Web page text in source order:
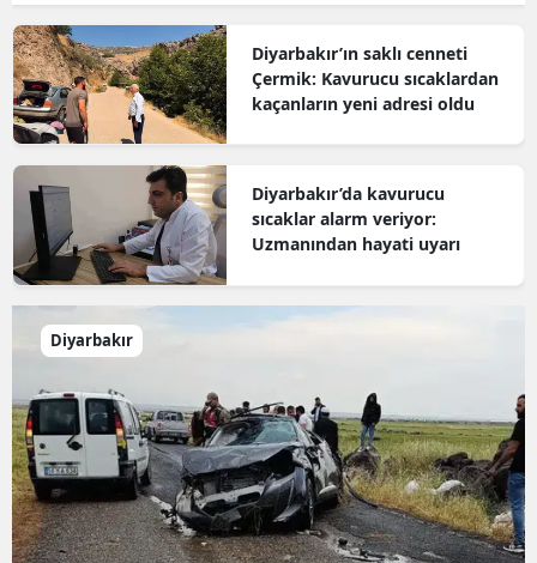
Diyarbakır’ın saklı cenneti
Çermik: Kavurucu sıcaklardan
kaçanların yeni adresi oldu
Diyarbakır’da kavurucu
sıcaklar alarm veriyor:
Uzmanından hayati uyarı
Diyarbakır